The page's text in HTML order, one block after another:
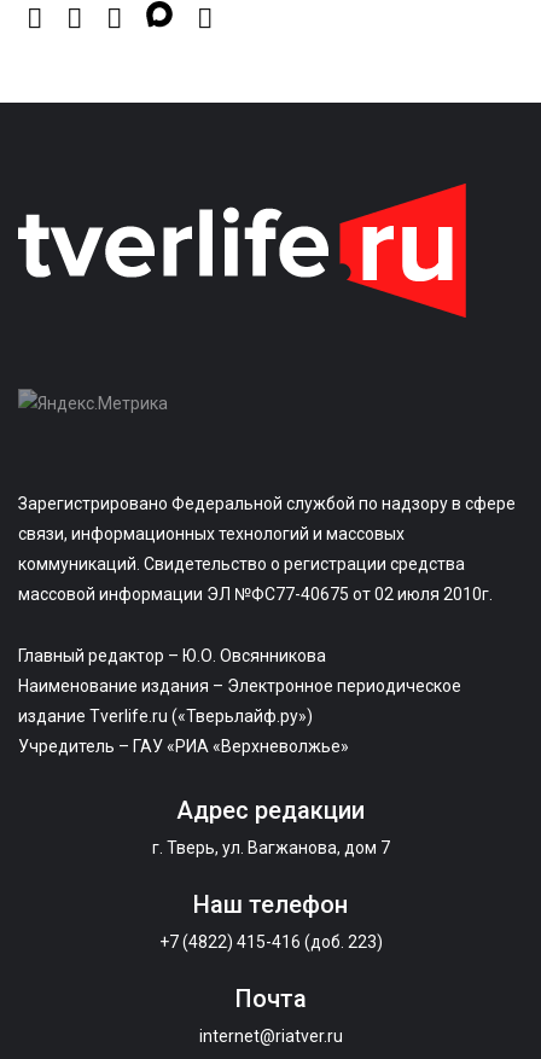
Зарегистрировано Федеральной службой по надзору в сфере
связи, информационных технологий и массовых
коммуникаций. Свидетельство о регистрации средства
массовой информации ЭЛ №ФС77-40675 от 02 июля 2010г.
Главный редактор – Ю.О. Овсянникова
Наименование издания – Электронное периодическое
издание Tverlife.ru («Тверьлайф.ру»)
Учредитель – ГАУ «РИА «Верхневолжье»
Адрес редакции
г. Тверь, ул. Вагжанова, дом 7
Наш телефон
+7 (4822) 415-416 (доб. 223)
Почта
internet@riatver.ru